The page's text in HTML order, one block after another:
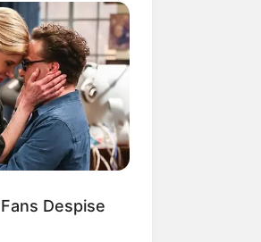
Despise